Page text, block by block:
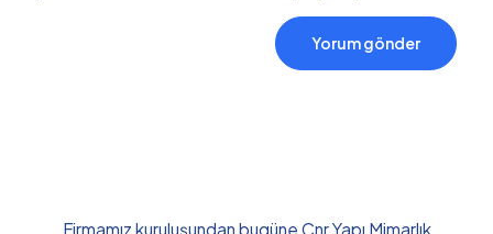
Firmamız kuruluşundan bugüne Cnr Yapı Mimarlık